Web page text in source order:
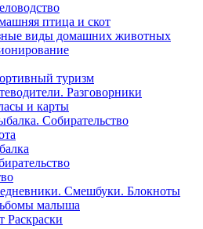
птица и скот
виды домашних животных
туризм
Разговорники
и карты
Собирательство
Смешбуки. Блокноты
малыша
Раскраски